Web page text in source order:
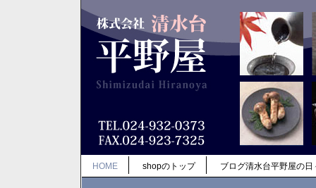
HOME shopのトップ ブログ清水台平野屋の日